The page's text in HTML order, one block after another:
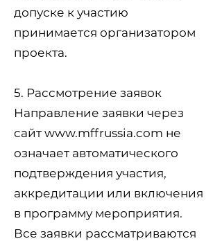
допуске к участию
принимается организатором
проекта.
5. Рассмотрение заявок
Направление заявки через
сайт www.mffrussia.com не
означает автоматического
подтверждения участия,
аккредитации или включения
в программу мероприятия.
Все заявки рассматриваются